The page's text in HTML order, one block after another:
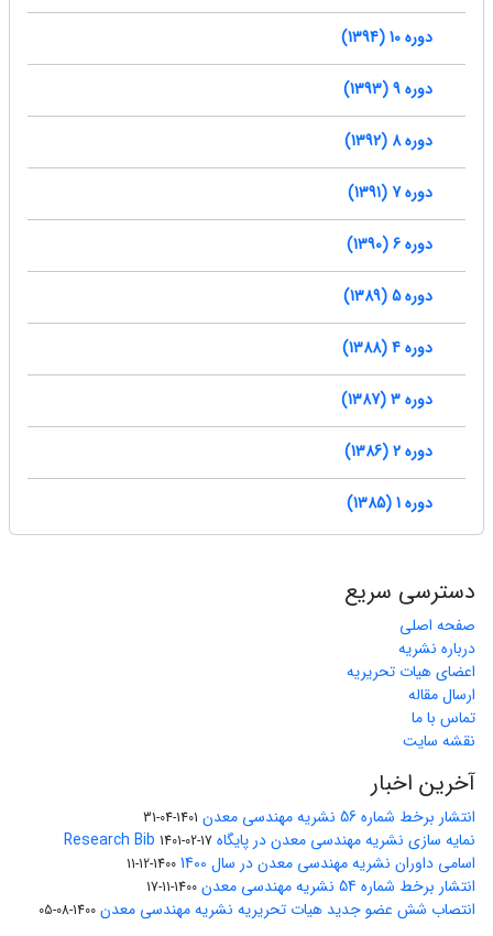
دوره 10 (1394)
دوره 9 (1393)
دوره 8 (1392)
دوره 7 (1391)
دوره 6 (1390)
دوره 5 (1389)
دوره 4 (1388)
دوره 3 (1387)
دوره 2 (1386)
دوره 1 (1385)
دسترسی سریع
صفحه اصلی
درباره نشریه
اعضای هیات تحریریه
ارسال مقاله
تماس با ما
نقشه سایت
آخرین اخبار
انتشار برخط شماره 56 نشریه مهندسی معدن 1401-04-31
نمایه سازی نشریه مهندسی معدن در پایگاه Research Bib 1401-02-17
اسامی داوران نشریه مهندسی معدن در سال 1400 1400-12-11
انتشار برخط شماره 54 نشریه مهندسی معدن 1400-11-17
انتصاب شش عضو جدید هیات تحریریه نشریه مهندسی معدن 1400-08-05